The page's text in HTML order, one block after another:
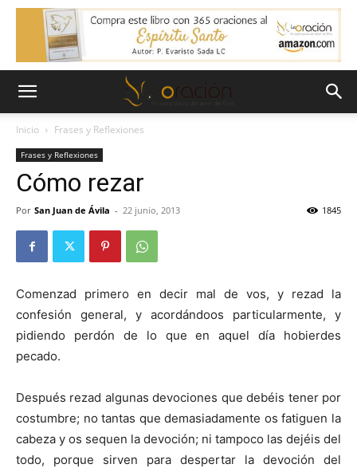
Inicio Frases y Reflexiones
Frases y Reflexiones
Cómo rezar
Por San Juan de Ávila - 22 junio, 2013 1845
Comenzad primero en decir mal de vos, y rezad la
confesión general, y acordándoos particularmente, y
pidiendo perdón de lo que en aquel día hobierdes
pecado.
Después rezad algunas devociones que debéis tener por
costumbre; no tantas que demasiadamente os fatiguen la
cabeza y os sequen la devoción; ni tampoco las dejéis del
todo, porque sirven para despertar la devoción del